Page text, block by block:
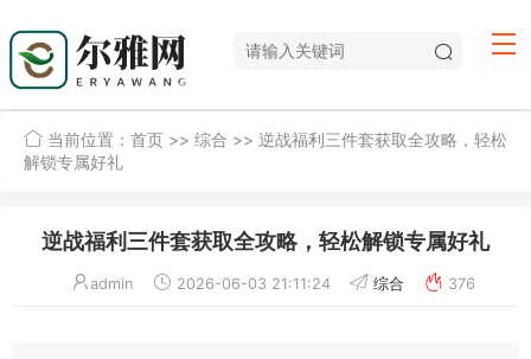
当前位置： 首页 >> 综合 >> 逆战福利三件套获取全攻略，轻松
解锁专属好礼
逆战福利三件套获取全攻略，轻松解锁专属好礼
admin 2026-06-03 21:11:24 综合 376